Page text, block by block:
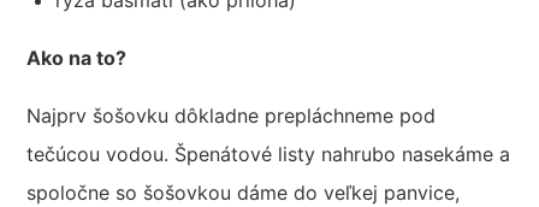
Ako na to?
Najprv šošovku dôkladne prepláchneme pod
tečúcou vodou. Špenátové listy nahrubo nasekáme a
spoločne so šošovkou dáme do veľkej panvice,